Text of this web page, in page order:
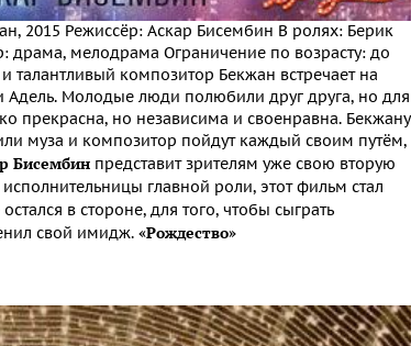
2015 Режиссёр: Аскар Бисембин В ролях: Берик
драма, мелодрама Ограничение по возрасту: до
талантливый композитор Бекжан встречает на
Адель. Молодые люди полюбили друг друга, но для
прекрасна, но независима и своенравна. Бекжану
муза и композитор пойдут каждый своим путём,
Бисембин представит зрителям уже свою вторую
исполнительницы главной роли, этот фильм стал
в стороне, для того, чтобы сыграть
свой имидж. «Рождество»